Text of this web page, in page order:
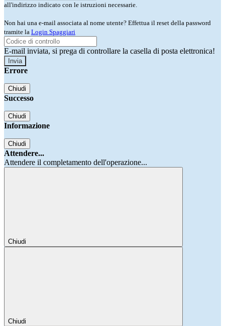
all'indirizzo indicato con le istruzioni necessarie.
Non hai una e-mail associata al nome utente? Effettua il reset della password
tramite la Login Spaggiari
E-mail inviata, si prega di controllare la casella di posta elettronica!
Errore
Chiudi
Successo
Chiudi
Informazione
Chiudi
Attendere...
Attendere il completamento dell'operazione...
Chiudi
Chiudi